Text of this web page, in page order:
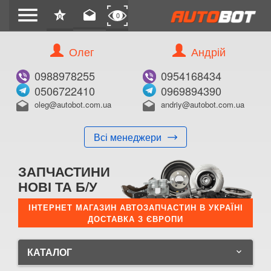
menu star
0 drafts 0
Олег
0988978255
0506722410
drafts oleg@autobot.com.ua
Всі менеджери
Андрій
0954168434
0969894390
drafts andriy@autobot.com.ua
ЗАПЧАСТИНИ
НОВІ ТА Б/У
ІНТЕРНЕТ МАГАЗИН АВТОЗАПЧАСТИН В УКРАЇНІ
ДОСТАВКА З ЄВРОПИ
КАТАЛОГ keyboard_arrow_down